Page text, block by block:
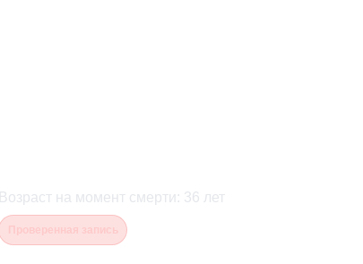
Возраст на момент смерти : 36 лет